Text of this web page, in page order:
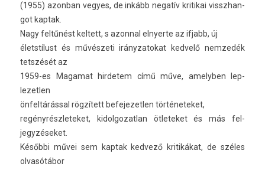
(1955) azon­ban vegyes, de inkább negatív kritikai visszhan­
got kap­tak.
Nagy feltűnést kel­tett, s azonn­al el­nyer­te az if­jabb, új
életstílust és művészeti ir­ányzatokat ked­velő nem­zedék
tetszését az
1959-es Magamat hir­detem című műve, amelyb­en lep­
lezetl­en
önfeltárással rögzített be­fejezetl­en tör­téneteket,
re­gényrészleteket, kidol­gozat­lan ötleteket és más fel­
jegyzéseket.
Későbbi művei sem kap­tak ked­vező kritikákat, de széles
olvasótábor